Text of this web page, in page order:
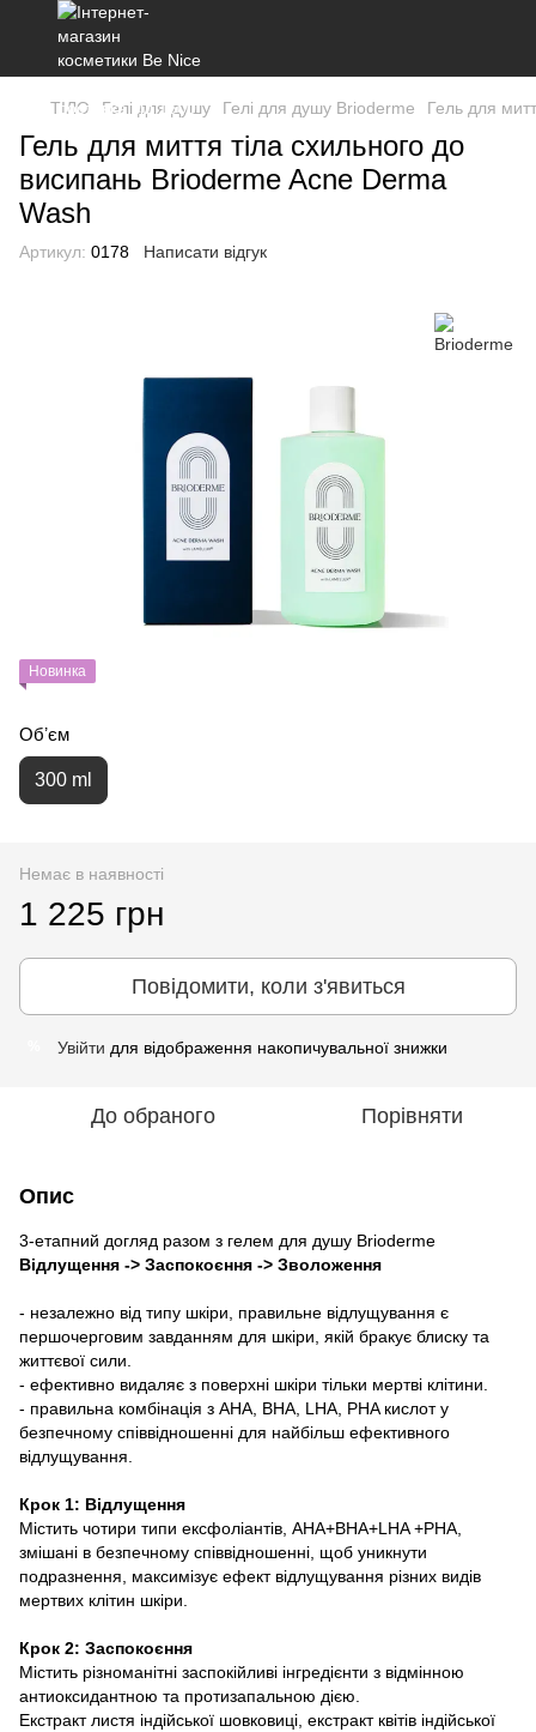
ТІЛО Гелі для душу Гелі для душу Brioderme Гель для
Гель для миття тіла схильного до
висипань Brioderme Acne Derma
Wash
Артикул: 0178 Написати відгук
Новинка
Обʼєм
300 ml
Немає в наявності
1 225 грн
Повідомити, коли з'явиться
Увійти для відображення накопичувальної знижки
До обраного Порівняти
Опис
3-етапний догляд разом з гелем для душу Brioderme
Відлущення -> Заспокоєння -> Зволоження
- незалежно від типу шкіри, правильне відлущування є
першочерговим завданням для шкіри, якій бракує блиску та
життєвої сили.
- ефективно видаляє з поверхні шкіри тільки мертві клітини.
- правильна комбінація з AHA, BHA, LHA, PHA кислот у
безпечному співвідношенні для найбільш ефективного
відлущування.
Крок 1: Відлущення
Містить чотири типи ексфоліантів, AHA+BHA+LHA +PHA,
змішані в безпечному співвідношенні, щоб уникнути
подразнення, максимізує ефект відлущування різних видів
мертвих клітин шкіри.
Крок 2: Заспокоєння
Містить різноманітні заспокійливі інгредієнти з відмінною
антиоксидантною та протизапальною дією.
Екстракт листя індійської шовковиці, екстракт квітів індійської